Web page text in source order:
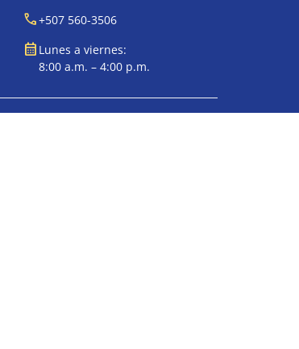
call+507 560-3506
calendar_month Lunes a viernes:
8:00 a.m. – 4:00 p.m.